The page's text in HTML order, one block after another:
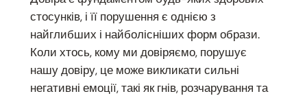
стосунків, і її порушення є однією з
найглибших і найболісніших форм образи.
Коли хтось, кому ми довіряємо, порушує
нашу довіру, це може викликати сильні
негативні емоції, такі як гнів, розчарування та